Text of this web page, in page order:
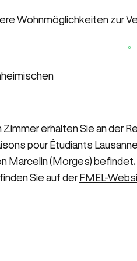
Wohnmöglichkeiten zur
erhalten Sie an der
pour Étudiants
Marcelin (Morges) befindet.
Sie auf der FMEL-